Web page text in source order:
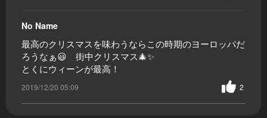
No Name
最高のクリスマスを味わうならこの時期のヨーロッパだ
ろうなぁ😃 街中クリスマス🎄✨
とくにウィーンが最高！
2019/12/20 05:09 2